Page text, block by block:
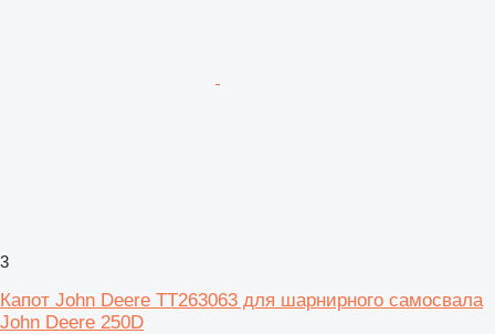
3
Капот John Deere TT263063 для шарнирного самосвала
John Deere 250D